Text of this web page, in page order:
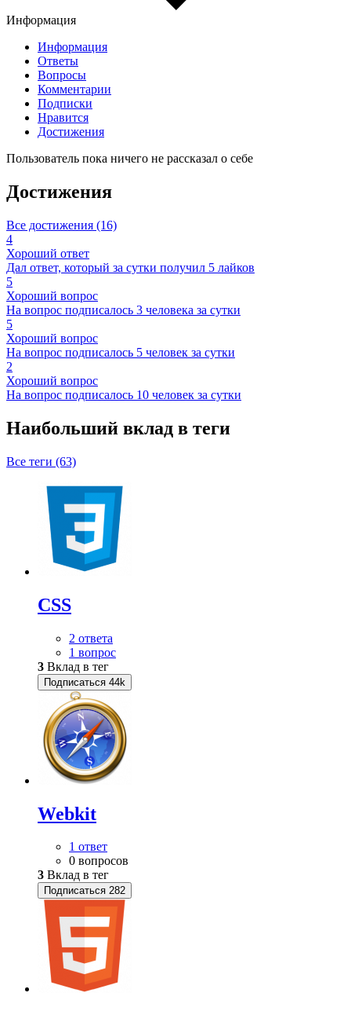
Информация
Информация
Ответы
Вопросы
Комментарии
Подписки
Нравится
Достижения
Пользователь пока ничего не рассказал о себе
Достижения
Все достижения (16)
4
Хороший ответ
Дал ответ, который за сутки получил 5 лайков
5
Хороший вопрос
На вопрос подписалось 3 человека за сутки
5
Хороший вопрос
На вопрос подписалось 5 человек за сутки
2
Хороший вопрос
На вопрос подписалось 10 человек за сутки
Наибольший вклад в теги
Все теги (63)
CSS
2 ответа
1 вопрос
3 Вклад в тег
Подписаться 44k
Webkit
1 ответ
0 вопросов
3 Вклад в тег
Подписаться 282